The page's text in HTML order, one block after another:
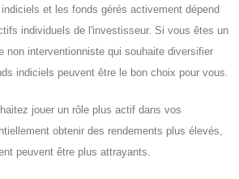
indiciels et les fonds gérés activement dépend
individuels de l'investisseur. Si vous êtes un
non interventionniste qui souhaite diversifier
indiciels peuvent être le bon choix pour vous.
jouer un rôle plus actif dans vos
obtenir des rendements plus élevés,
peuvent être plus attrayants.